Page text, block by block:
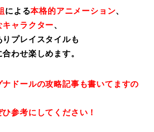
による本格的アニメーション、
キャラクター、
りプレイスタイルも
わせ楽しめます。
ドールの攻略記事も書いてますの
参考にしてください！